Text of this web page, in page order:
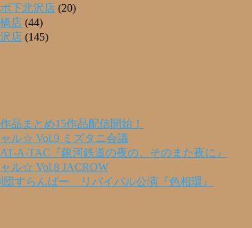
下北沢店 (20)
店 (44)
店 (145)
品まとめ15作品配信開始！
ル☆ Vol.9 ミズタニ会議
A-TAC『銀河鉄道の夜の、そのまた夜に』
ル☆ Vol.8 JACROW
団すらんばー リバイバル公演『色相環』